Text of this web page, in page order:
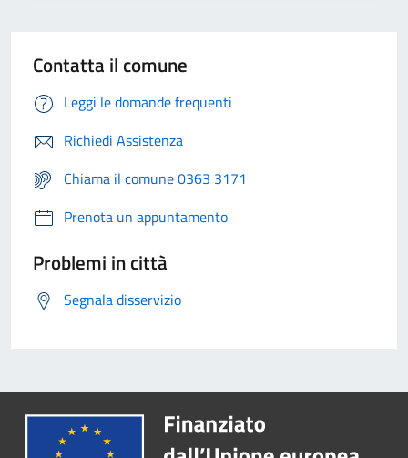
Contatta il comune
Leggi le domande frequenti
Richiedi Assistenza
Chiama il comune 0363 3171
Prenota un appuntamento
Problemi in città
Segnala disservizio